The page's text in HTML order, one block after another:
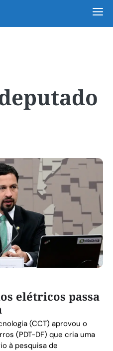
elétricos passa
(CCT) aprovou o
(PDT-DF) que cria uma
à pesquisa de